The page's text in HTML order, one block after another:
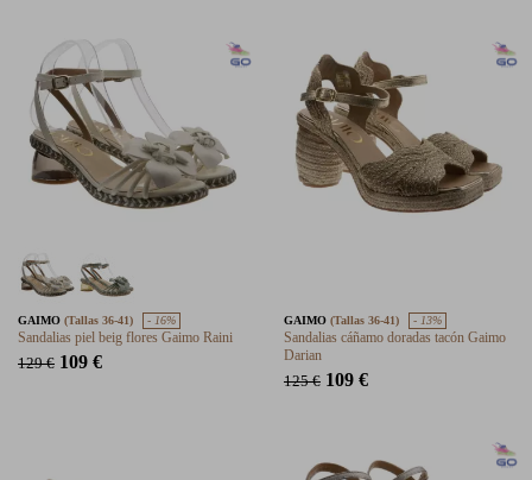
GAIMO (Tallas 36-41) - 16%
Sandalias piel beig flores Gaimo Raini
129 € 109 €
GAIMO (Tallas 36-41) - 13%
Sandalias cáñamo doradas tacón Gaimo
Darian
125 € 109 €